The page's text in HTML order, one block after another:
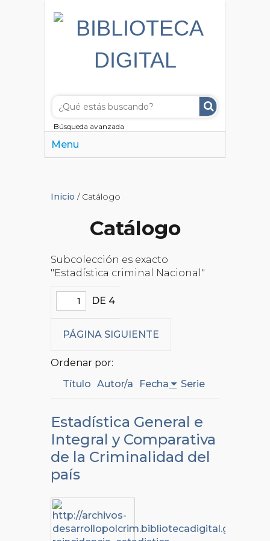
Búsqueda avanzada
Menu
Inicio / Catálogo
Catálogo
Subcolección es exacto
"Estadística criminal Nacional"
DE 4
PÁGINA SIGUIENTE
Ordenar por:
Título Autor/a Fecha Serie
Estadística General e
Integral y Comparativa
de la Criminalidad del
país